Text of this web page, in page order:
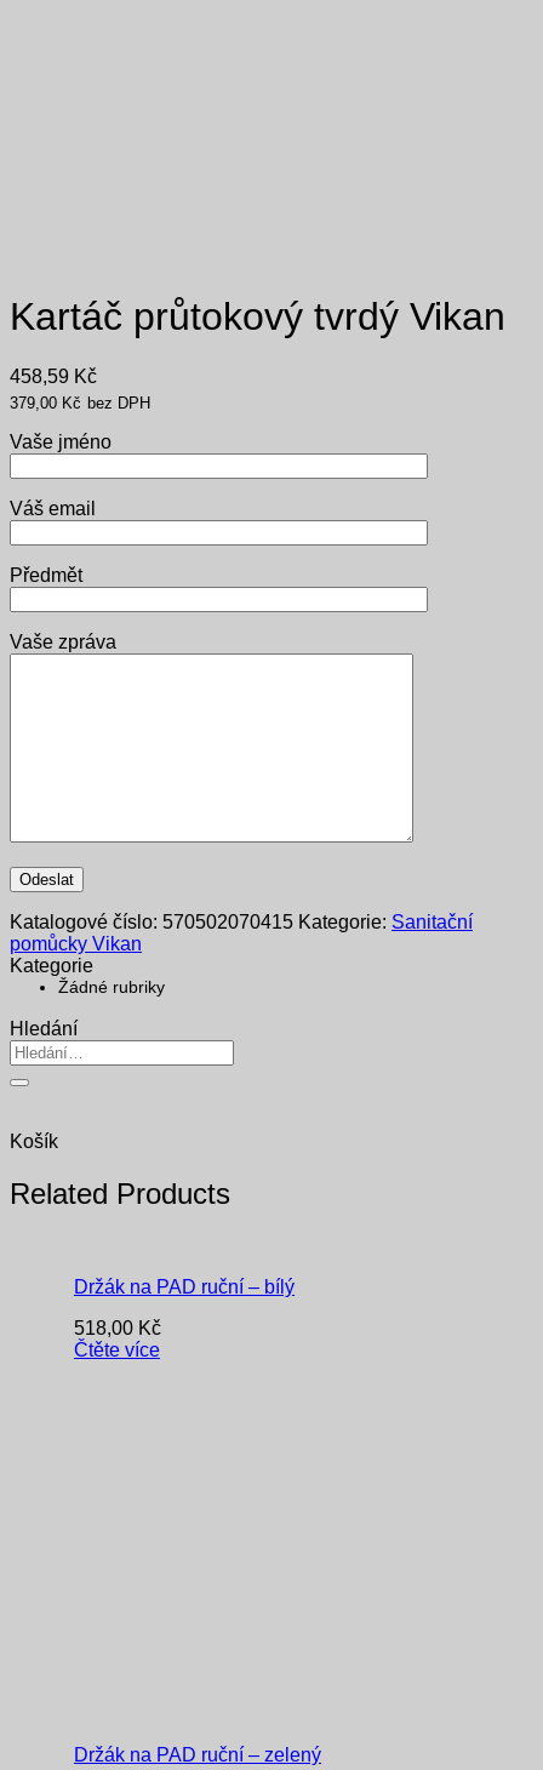
Kartáč průtokový tvrdý Vikan
458,59 Kč
379,00 Kč bez DPH
Vaše jméno
Váš email
Předmět
Vaše zpráva
Katalogové číslo: 570502070415 Kategorie: Sanitační
pomůcky Vikan
Kategorie
Žádné rubriky
Hledání
Hledat:
Košík
Related Products
Držák na PAD ruční – bílý
518,00 Kč
Čtěte více
Držák na PAD ruční – zelený